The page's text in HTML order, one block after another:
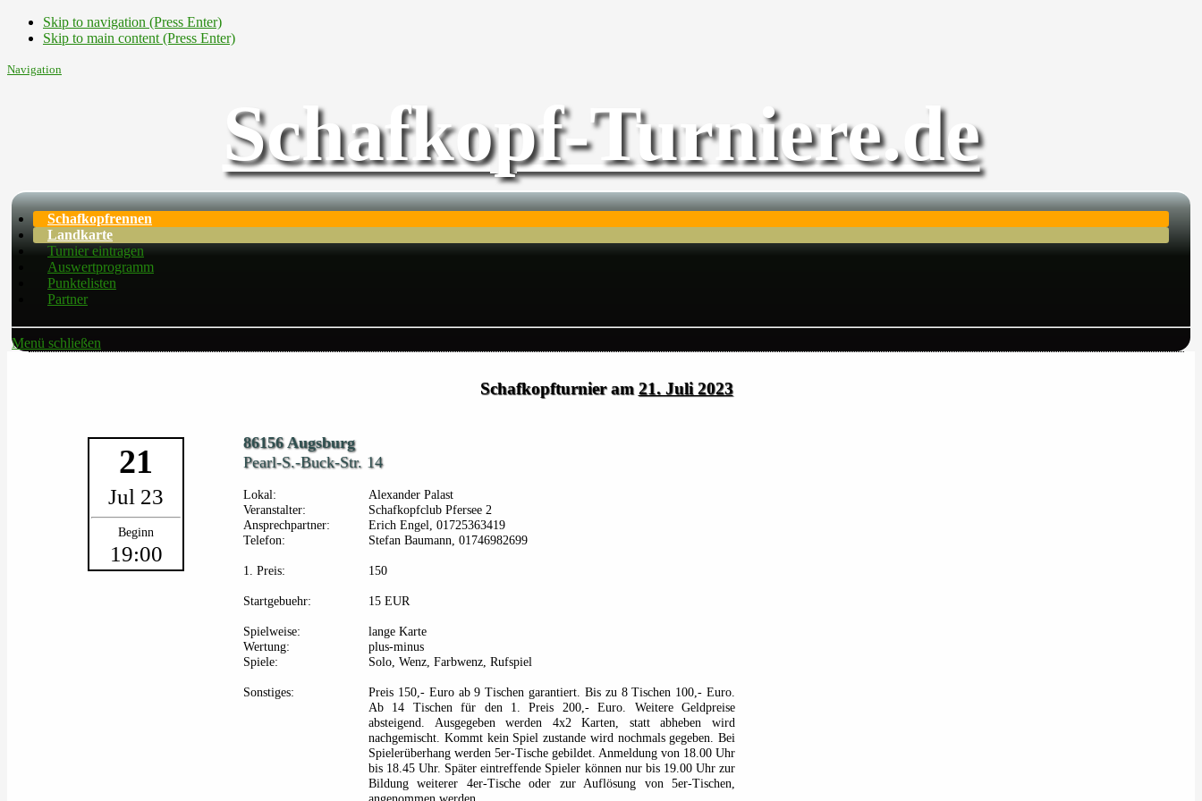
Skip to navigation (Press Enter)
Skip to main content (Press Enter)
Navigation
Schafkopf-Turniere.de
Schafkopfrennen
Landkarte
Turnier eintragen
Auswertprogramm
Punktelisten
Partner
Menü schließen
Schafkopfturnier am 21. Juli 2023
21
Jul 23
Beginn
19:00
86156 Augsburg
Pearl-S.-Buck-Str. 14
Lokal:
Alexander Palast
Veranstalter:
Schafkopfclub Pfersee 2
Ansprechpartner:
Erich Engel, 01725363419
Telefon:
Stefan Baumann, 01746982699
1. Preis: 150
Startgebuehr: 15 EUR
Spielweise:
lange Karte
Wertung:
plus-minus
Spiele:
Solo, Wenz, Farbwenz, Rufspiel
Sonstiges:
Preis 150,- Euro ab 9 Tischen garantiert. Bis zu 8 Tischen 100,- Euro.
Ab 14 Tischen für den 1. Preis 200,- Euro. Weitere Geldpreise
absteigend. Ausgegeben werden 4x2 Karten, statt abheben wird
nachgemischt. Kommt kein Spiel zustande wird nochmals gegeben. Bei
Spielerüberhang werden 5er-Tische gebildet. Anmeldung von 18.00 Uhr
bis 18.45 Uhr. Später eintreffende Spieler können nur bis 19.00 Uhr zur
Bildung weiterer 4er-Tische oder zur Auflösung von 5er-Tischen,